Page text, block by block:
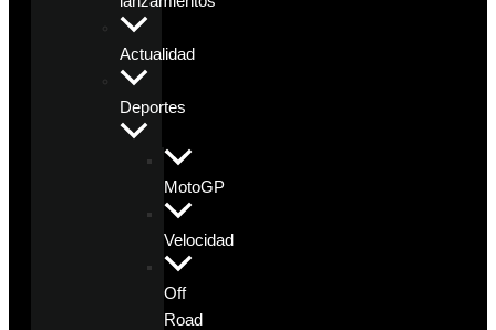
Actualidad
Deportes
MotoGP
Velocidad
Off
Road